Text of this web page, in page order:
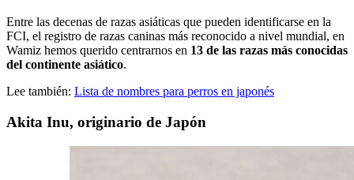
Entre las decenas de razas asiáticas que pueden identificarse en la
FCI, el registro de razas caninas más reconocido a nivel mundial, en
Wamiz hemos querido centrarnos en 13 de las razas más conocidas
del continente asiático.
Lee también: Lista de nombres para perros en japonés
Akita Inu, originario de Japón